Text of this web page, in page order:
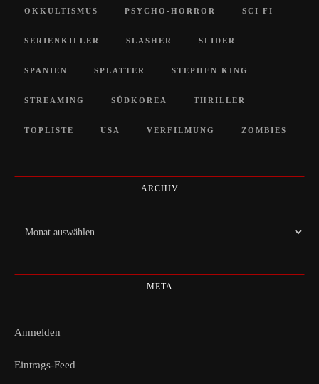
OKKULTISMUS PSYCHO-HORROR SCI FI
SERIENKILLER SLASHER SLIDER
SPANIEN SPLATTER STEPHEN KING
STREAMING SÜDKOREA THRILLER
TOPLISTE USA VERFILMUNG ZOMBIES
ARCHIV
Archiv
META
Anmelden
Eintrags-Feed